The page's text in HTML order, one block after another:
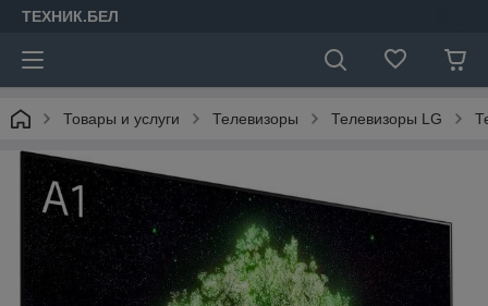
ТЕХНИК.БЕЛ
Товары и услуги Телевизоры Телевизоры LG